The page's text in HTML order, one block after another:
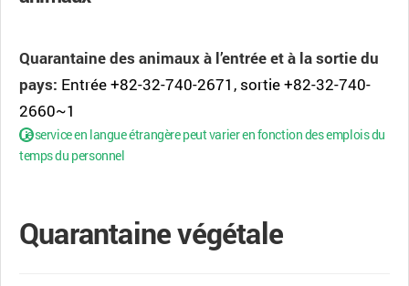
Quarantaine des animaux à l’entrée et à la sortie du
pays: Entrée +82-32-740-2671, sortie +82-32-740-
2660~1
Le service en langue étrangère peut varier en fonction des emplois du
temps du personnel
Quarantaine végétale